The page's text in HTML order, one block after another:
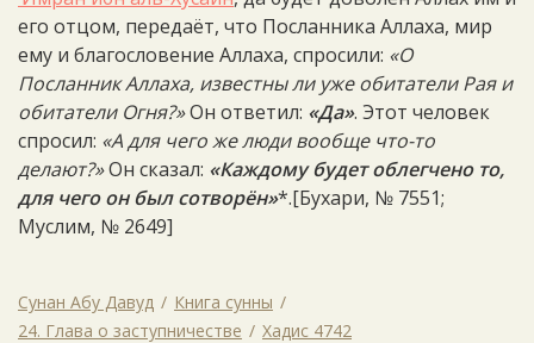
его отцом, передаёт, что Посланника Аллаха, мир
ему и благословение Аллаха, спросили: «О
Посланник Аллаха, известны ли уже обитатели Рая и
обитатели Огня?»Он ответил: «Да». Этот человек
спросил: «А для чего же люди вообще что-то
делают?»Он сказал: «Каждому будет облегчено то,
для чего он был сотворён»*.[Бухари, № 7551;
Муслим, № 2649]
Сунан Абу Давуд
Книга сунны
24. Глава о заступничестве
Хадис 4742